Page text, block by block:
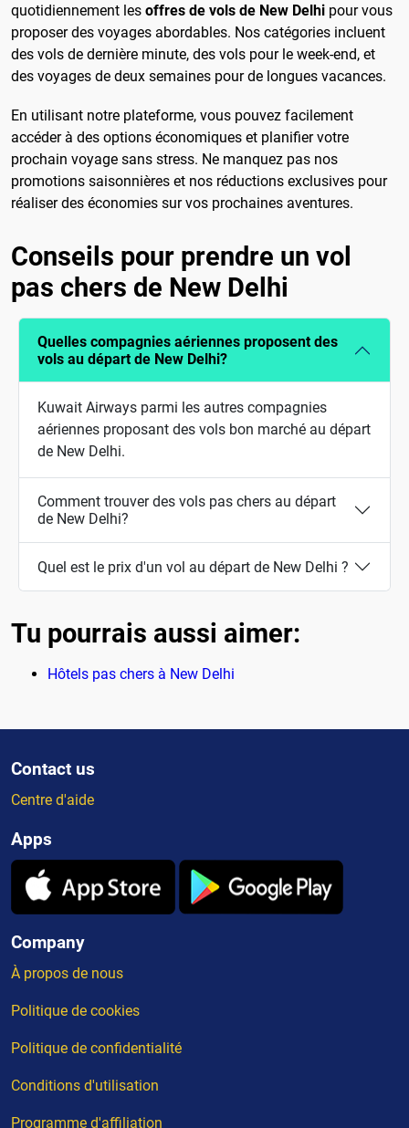
quotidiennement les offres de vols de New Delhi pour vous
proposer des voyages abordables. Nos catégories incluent
des vols de dernière minute, des vols pour le week-end, et
des voyages de deux semaines pour de longues vacances.
En utilisant notre plateforme, vous pouvez facilement
accéder à des options économiques et planifier votre
prochain voyage sans stress. Ne manquez pas nos
promotions saisonnières et nos réductions exclusives pour
réaliser des économies sur vos prochaines aventures.
Conseils pour prendre un vol
pas chers de New Delhi
Quelles compagnies aériennes proposent des
vols au départ de New Delhi?
Kuwait Airways parmi les autres compagnies
aériennes proposant des vols bon marché au départ
de New Delhi.
Comment trouver des vols pas chers au départ
de New Delhi?
Quel est le prix d'un vol au départ de New Delhi ?
Tu pourrais aussi aimer:
Hôtels pas chers à New Delhi
Contact us
Centre d'aide
Apps
Company
À propos de nous
Politique de cookies
Politique de confidentialité
Conditions d'utilisation
Programme d'affiliation